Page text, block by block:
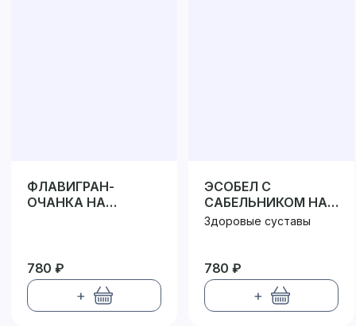
ФЛАВИГРАН-
ОЧАНКА НА
780 ₽
+
ЭСОБЕЛ С
САБЕЛЬНИКОМ НА
РАСТИТЕЛЬНОЙ
Здоровые суставы
780 ₽
+